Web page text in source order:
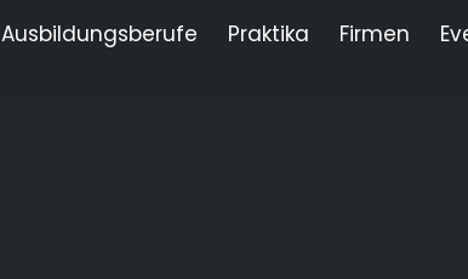
Ausbildungsberufe Praktika Firmen